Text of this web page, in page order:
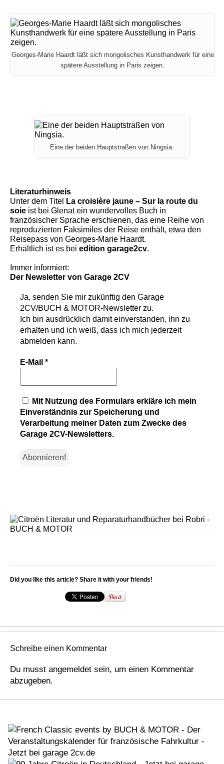
Georges-Marie Haardt läßt sich mongolisches Kunsthandwerk für eine
spätere Ausstellung in Paris zeigen.
Eine der beiden Hauptstraßen von Ningsia.
Literaturhinweis
Unter dem Titel
La croisière jaune – Sur la route du
soie ist bei Glenat ein wundervolles Buch in
französischer Sprache erschienen, das eine Reihe von
reproduzierten Faksimiles der Reise enthält, etwa den
Reisepass von Georges-Marie Haardt.
Erhältlich ist es bei edition garage2cv.
Immer informiert:
Der Newsletter von Garage 2CV
Ja, senden Sie mir zukünftig den Garage
2CV/BUCH & MOTOR-Newsletter zu.
Ich bin ausdrücklich damit einverstanden, ihn zu
erhalten und ich weiß, dass ich mich jederzeit
abmelden kann.
E-Mail *
Mit Nutzung des Formulars erkläre ich mein
Einverständnis zur Speicherung und
Verarbeitung meiner Daten zum Zwecke des
Garage 2CV-Newsletters.
Did you like this article? Share it with your friends!
Schreibe einen Kommentar
Du musst angemeldet sein, um einen Kommentar
abzugeben.